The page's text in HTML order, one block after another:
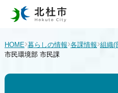
HOME›暮らしの情報›各課情報›組織(
市民環境部 市民課